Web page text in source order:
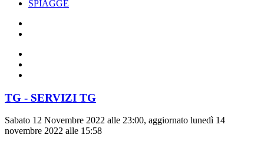
SPIAGGE
TG - SERVIZI TG
Sabato 12 Novembre 2022 alle 23:00, aggiornato lunedì 14
novembre 2022 alle 15:58